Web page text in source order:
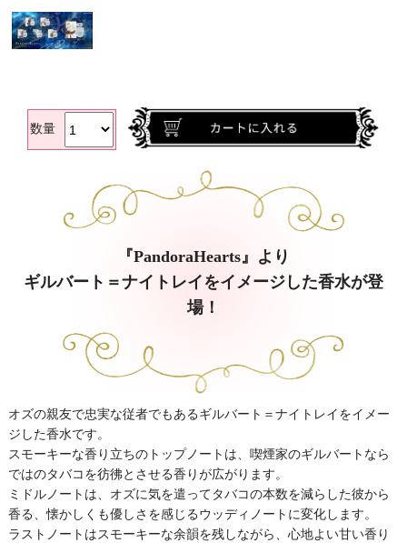
数量
『PandoraHearts』より
ギルバート＝ナイトレイをイメージした香水が登
場！
オズの親友で忠実な従者でもあるギルバート＝ナイトレイをイメー
ジした香水です。
スモーキーな香り立ちのトップノートは、喫煙家のギルバートなら
ではのタバコを彷彿とさせる香りが広がります。
ミドルノートは、オズに気を遣ってタバコの本数を減らした彼から
香る、懐かしくも優しさを感じるウッディノートに変化します。
ラストノートはスモーキーな余韻を残しながら、心地よい甘い香り